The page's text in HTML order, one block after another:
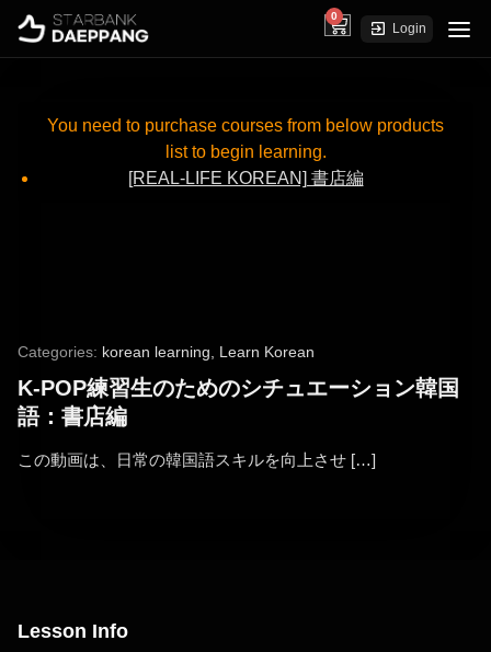
0
cart Login
Categories: korean learning, Learn Korean
K-POP練習生のためのシチュエーション韓国
語：書店編
この動画は、日常の韓国語スキルを向上させ […]
You need to purchase courses from below products
list to begin learning.
[REAL-LIFE KOREAN] 書店編
Lesson Info